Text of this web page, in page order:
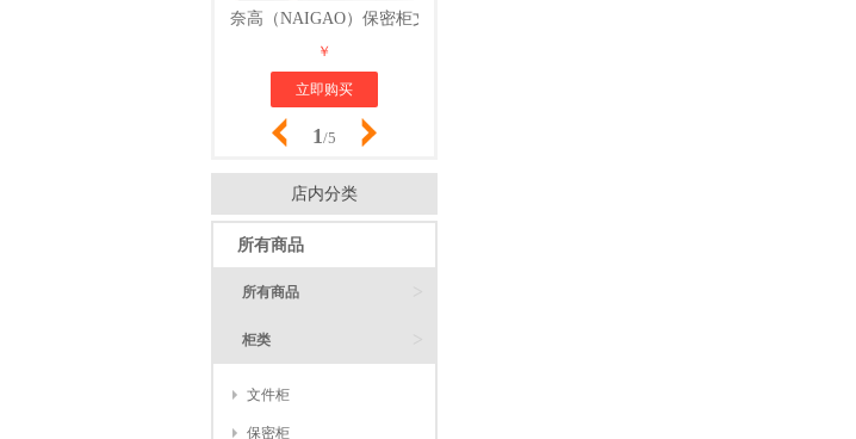
1/5
奈高（NAIGAO）保密柜文件柜办公铁皮柜国家保密认证资料档案柜智能密码锁密码柜
￥
立即购买
店内分类
所有商品
所有商品
柜类
文件柜
保密柜